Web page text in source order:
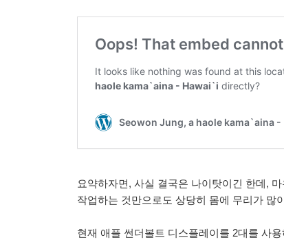
요약하자면, 사실 결국은 나이탓이긴 한데,
작업하는 것만으로도 상당히 몸에 무리가 많
현재 애플 썬더볼트 디스플레이를 2대를 사